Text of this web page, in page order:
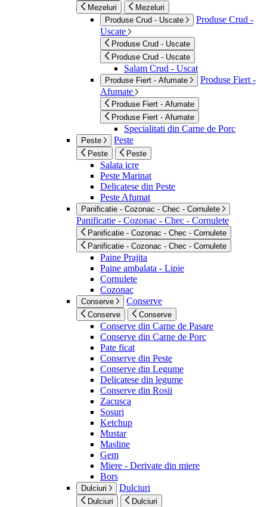
Mezeluri
Mezeluri
Produse Crud - Uscate
Produse Crud -
Uscate
Produse Crud - Uscate
Produse Crud - Uscate
Salam Crud - Uscat
Produse Fiert - Afumate
Produse Fiert -
Afumate
Produse Fiert - Afumate
Produse Fiert - Afumate
Specialitati din Carne de Porc
Peste Peste
Peste Peste
Salata icre
Peste Marinat
Delicatese din Peste
Peste Afumat
Panificatie - Cozonac - Chec - Cornulete
Panificatie - Cozonac - Chec - Cornulete
Panificatie - Cozonac - Chec - Cornulete
Panificatie - Cozonac - Chec - Cornulete
Paine Prajita
Paine ambalata - Lipie
Cornulete
Cozonac
Conserve Conserve
Conserve Conserve
Conserve din Carne de Pasare
Conserve din Carne de Porc
Pate ficat
Conserve din Peste
Conserve din Legume
Delicatese din legume
Conserve din Rosii
Zacusca
Sosuri
Ketchup
Mustar
Masline
Gem
Miere - Derivate din miere
Bors
Dulciuri Dulciuri
Dulciuri Dulciuri